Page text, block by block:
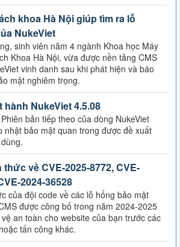
khoa Hà Nội giúp tìm ra lỗ
NukeViet
sinh viên năm 4 ngành Khoa học Máy
Khoa Hà Nội, vừa được nền tảng CMS
vinh danh sau khi phát hiện và báo
mật nghiêm trọng.
NukeViet 4.5.08
bản tiếp theo của dòng NukeViet
nhật bảo mật quan trong được đề xuất
về CVE-2025-8772, CVE-
2024-36528
của đội code về các lỗ hổng bảo mật
được công bố trong năm 2024-2025
an toàn cho website của bạn trước các
tấn công khác.